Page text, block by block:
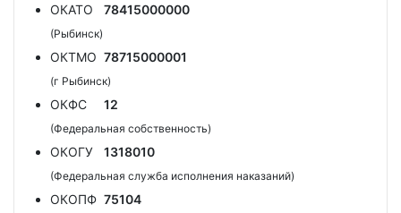
ОКАТО 78415000000
(Рыбинск)
ОКТМО 78715000001
(г Рыбинск)
ОКФС 12
(Федеральная собственность)
ОКОГУ 1318010
(Федеральная служба исполнения наказаний)
ОКОПФ 75104